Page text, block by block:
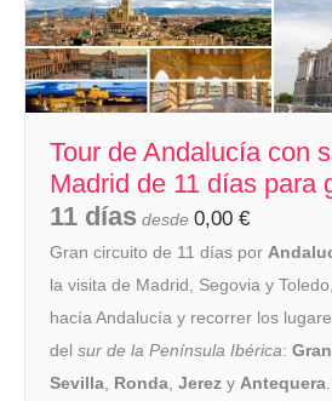
Tour de Andalucía con
Madrid de 11 días para
11 días desde 0,00 €
Gran circuito de 11 días por
la visita de Madrid, Segovia y
hacía Andalucía y recorrer los
del sur de la Península Ibérica:
Sevilla Ronda Jerez y Antequera